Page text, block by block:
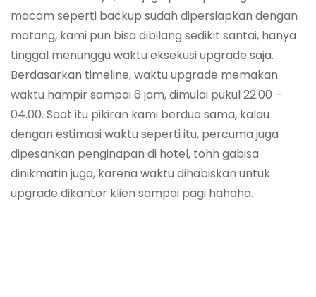
macam seperti backup sudah dipersiapkan dengan
matang, kami pun bisa dibilang sedikit santai, hanya
tinggal menunggu waktu eksekusi upgrade saja.
Berdasarkan timeline, waktu upgrade memakan
waktu hampir sampai 6 jam, dimulai pukul 22.00 –
04.00. Saat itu pikiran kami berdua sama, kalau
dengan estimasi waktu seperti itu, percuma juga
dipesankan penginapan di hotel, tohh gabisa
dinikmatin juga, karena waktu dihabiskan untuk
upgrade dikantor klien sampai pagi hahaha.